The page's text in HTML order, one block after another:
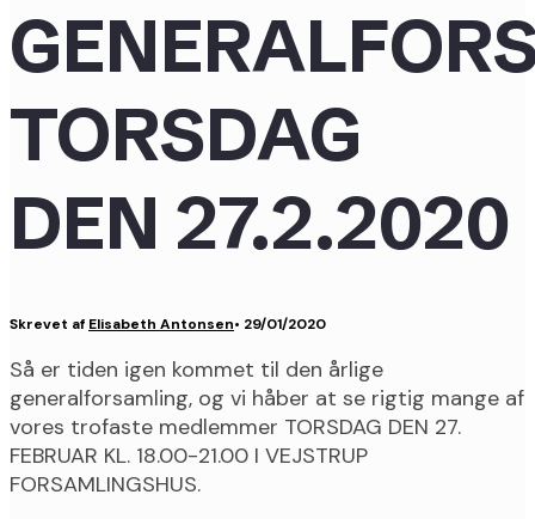
TORSDAG
DEN 27.2.2020
Skrevet af Elisabeth Antonsen• 29/01/2020
Så er tiden igen kommet til den årlige
generalforsamling, og vi håber at se rigtig mange af
vores trofaste medlemmer TORSDAG DEN 27.
FEBRUAR KL. 18.00-21.00 I VEJSTRUP
FORSAMLINGSHUS.